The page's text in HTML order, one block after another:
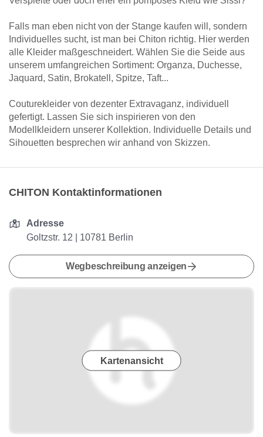
Falls man eben nicht von der Stange kaufen will, sondern
Individuelles sucht, ist man bei Chiton richtig. Hier werden
alle Kleider maßgeschneidert. Wählen Sie die Seide aus
unserem umfangreichen Sortiment: Organza, Duchesse,
Jaquard, Satin, Brokatell, Spitze, Taft...
Couturekleider von dezenter Extravaganz, individuell
gefertigt. Lassen Sie sich inspirieren von den
Modellkleidern unserer Kollektion. Individuelle Details und
Sihouetten besprechen wir anhand von Skizzen.
CHITON Kontaktinformationen
Adresse
Goltzstr. 12 | 10781 Berlin
Wegbeschreibung anzeigen
Kartenansicht